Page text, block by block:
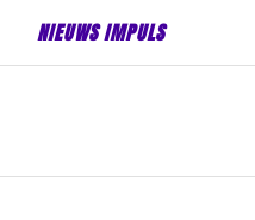
NIEUWS IMPULS